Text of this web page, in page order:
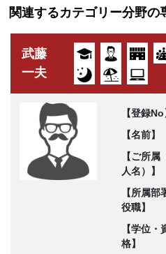
関連するカテゴリー分野の
武藤
一夫
【登録No
【名前】
【ご所属
人名）】
【所属部
役職】
【学位・
格】